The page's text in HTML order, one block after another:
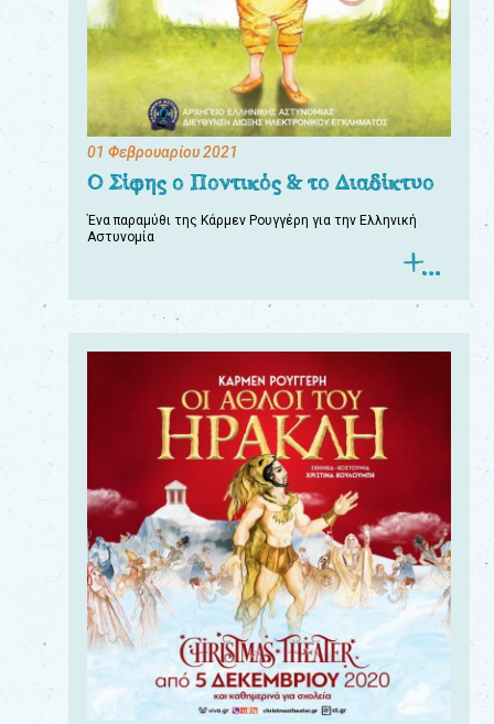
01 Φεβρουαρίου 2021
Ο Σίφης ο Ποντικός & το Διαδίκτυο
Ένα παραμύθι της Κάρμεν Ρουγγέρη για την Ελληνική
Αστυνομία